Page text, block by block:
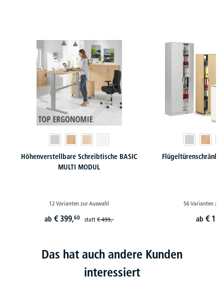
Höhenverstellbare Schreibtische BASIC
MULTI MODUL
12 Varianten zur Auswahl
ab € 399,60 statt€ 499,-
Flügeltürenschränke
56 Varianten zur
ab €
Das hat auch andere Kunden
interessiert